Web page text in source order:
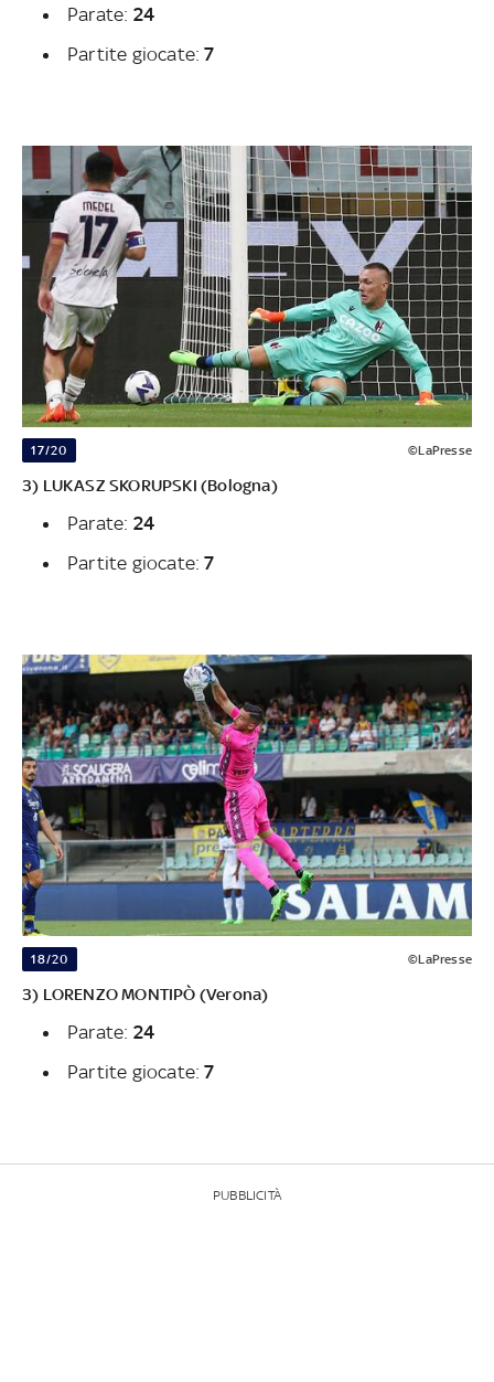
Parate: 24
Partite giocate:7
17/20 ©LaPresse
3) LUKASZ SKORUPSKI (Bologna)
Parate: 24
Partite giocate:7
18/20 ©LaPresse
3) LORENZO MONTIPÒ (Verona)
Parate: 24
Partite giocate:7
PUBBLICITÀ